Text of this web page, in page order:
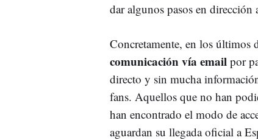
dar algunos pasos en dirección
Concretamente, en los últimos
comunicación vía email por
directo y sin mucha
fans. Aquellos que no han
han encontrado el modo de
aguardan su llegada oficial a